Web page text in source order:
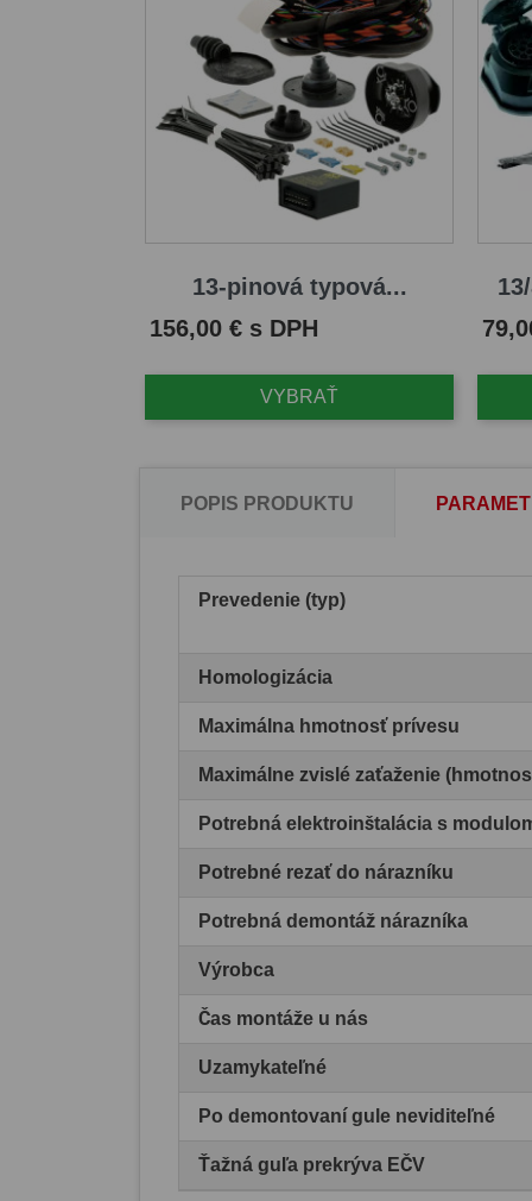
13-pinová typová...
Cena
156,00 € s DPH
VYBRAŤ
Cena
POPIS PRODUKTU
Prevedenie (typ)
Homologizácia
Maximálna hmotnosť prívesu
Maximálne zvislé zaťaženie
Potrebná elektroinštalácia s
Potrebné rezať do nárazníku
Potrebná demontáž nárazníka
Výrobca
Čas montáže u nás
Uzamykateľné
Po demontovaní gule neviditeľné
Ťažná guľa prekrýva EČV